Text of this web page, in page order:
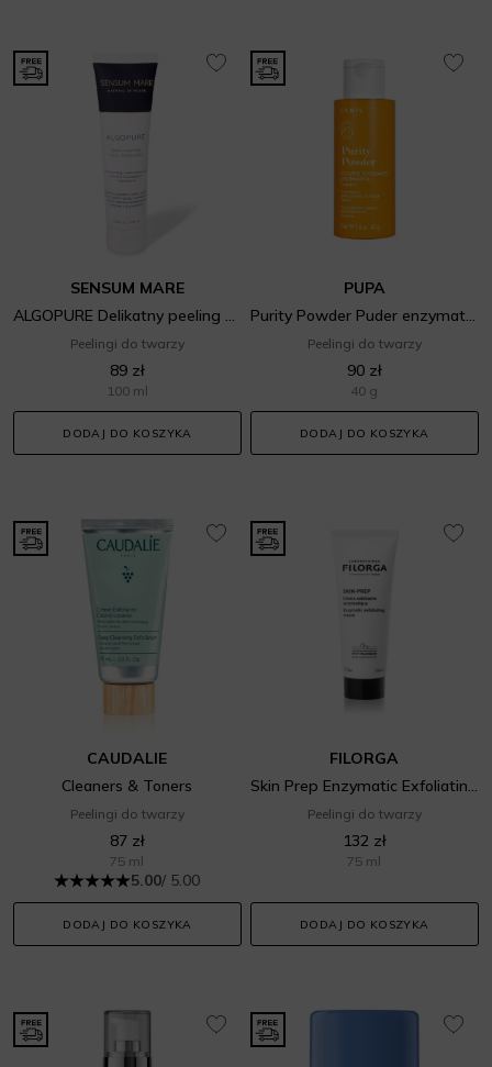
SENSUM MARE
ALGOPURE Delikatny peeling – maska enzymatyczna o działaniu oczyszczającym i wygładzającym
Peelingi do twarzy
89 zł
100 ml
DODAJ DO KOSZYKA
PUPA
Purity Powder Puder enzymatyczny
Peelingi do twarzy
90 zł
40 g
DODAJ DO KOSZYKA
CAUDALIE
Cleaners & Toners
Peelingi do twarzy
87 zł
75 ml
5.00/ 5.00
DODAJ DO KOSZYKA
FILORGA
Skin Prep Enzymatic Exfoliating Cream
Peelingi do twarzy
132 zł
75 ml
DODAJ DO KOSZYKA